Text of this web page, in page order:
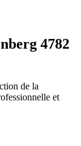
4782
de la
et